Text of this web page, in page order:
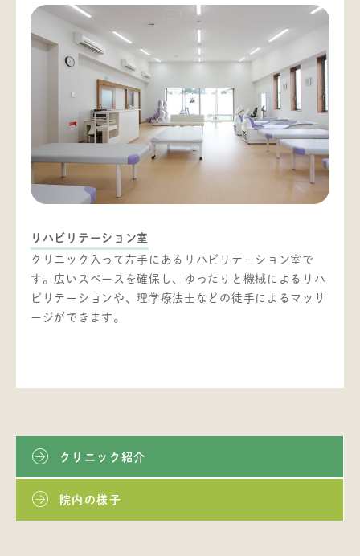
クリニック紹介
院内の様子
リハビリテーション室
クリニック入って左手にあるリハビリテーション室で
す。広いスペースを確保し、ゆったりと機械によるリハ
ビリテーションや、理学療法士などの徒手によるマッサ
ージができます。